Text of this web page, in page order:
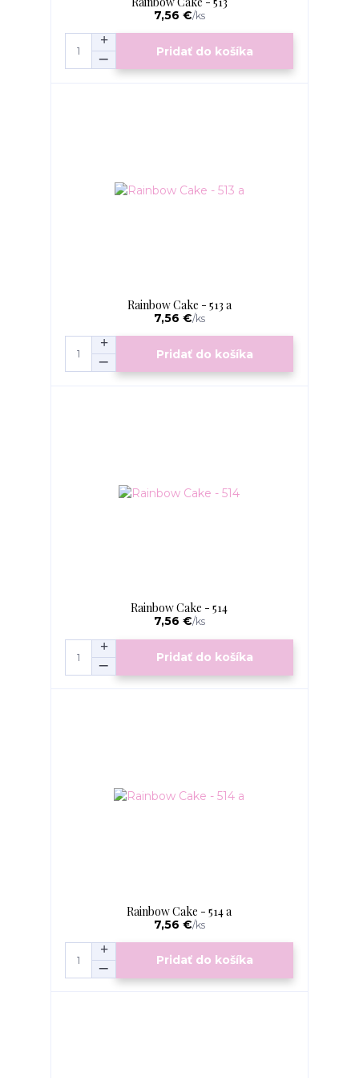
7,56 €/ks
Pridať do košíka
Rainbow Cake - 513 a
7,56 €/ks
Pridať do košíka
Rainbow Cake - 514
7,56 €/ks
Pridať do košíka
Rainbow Cake - 514 a
7,56 €/ks
Pridať do košíka